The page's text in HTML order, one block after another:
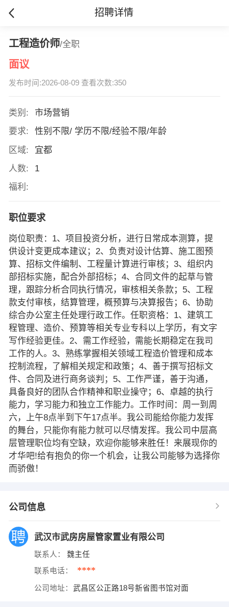
招聘详情
工程造价师/全职
面议
发布时间:2026-08-09 查看次数:350
类别:
市场营销
要求:
性别不限/ 学历不限/经验不限/年龄
区域:
宜都
人数:
1
福利:
职位要求
岗位职责：1、项目投资分析，进行日常成本测算，提
供设计变更成本建议；2、负责对设计估算、施工图预
算、招标文件编制、工程量计算进行审核；3、组织内
部招标实施，配合外部招标；4、合同文件的起草与管
理，跟踪分析合同执行情况，审核相关条款；5、工程
款支付审核，结算管理，概预算与决算报告；6、协助
综合办公室主任处理行政工作。任职资格：1、建筑工
程管理、造价、预算等相关专业专科以上学历，有文字
写作经验更佳。2、需工作经验，需能长期稳定在我司
工作的人。3、熟练掌握相关领域工程造价管理和成本
控制流程，了解相关规定和政策；4、善于撰写招标文
件、合同及进行商务谈判；5、工作严谨，善于沟通，
具备良好的团队合作精神和职业操守；6、卓越的执行
能力，学习能力和独立工作能力。工作时间：周一到周
六，上午8点半到下午17点半。我公司能给你能力发挥
的舞台，只能你有能力就可以尽情发挥。我公司中层高
层管理职位均有空缺，欢迎你能够来胜任！来展现你的
才华吧!给有抱负的你一个机会，让我公司能够为选择你
而骄傲！
公司信息
武汉市武房房屋管家置业有限公司
联系人： 魏主任
联系电话： ****
公司地址： 武昌区公正路18号新省图书馆对面